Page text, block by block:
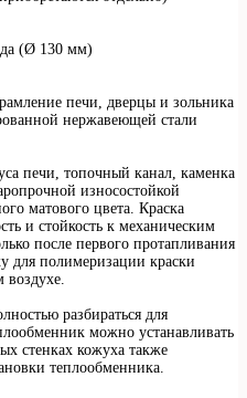
(Ø 130 мм)
печи, дверцы и зольника
нержавеющей стали
печи, топочный канал, каменка
износостойкой
матового цвета. Краска
и стойкость к механическим
после первого протапливания
для полимеризации краски
воздухе.
разбираться для
можно устанавливать
стенках кожуха также
теплообменника.